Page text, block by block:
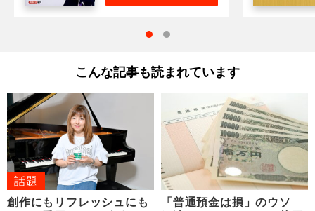
こんな記事も読まれています
話題
創作にもリフレッシュにも
「普通預金は損」のウソ